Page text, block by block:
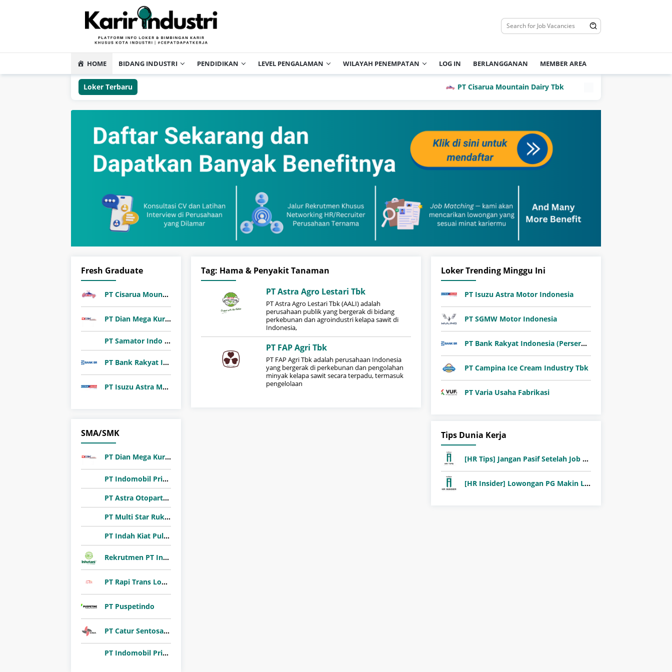
HOME BIDANG INDUSTRI PENDIDIKAN LEVEL PENGALAMAN WILAYAH PENEMPATAN LOG IN BERLANGGANAN MEMBER AREA
Loker Terbaru PT Cisarua Mountain Dairy Tbk
Fresh Graduate
PT Cisarua Mountain Dairy Tbk
PT Dian Mega Kurnia (DMK Cargo)
PT Samator Indo Gas Tbk
PT Bank Rakyat Indonesia (Persero) Tbk
PT Isuzu Astra Motor Indonesia
SMA/SMK
PT Dian Mega Kurnia (DMK Cargo)
PT Indomobil Prima Niaga (Indomobil Group)
PT Astra Otoparts Tbk
PT Multi Star Rukun Abadi (Sharon Bakery)
PT Indah Kiat Pulp & Paper Tbk
Rekrutmen PT Inhutani I 2026
PT Rapi Trans Logistik
PT Puspetindo
PT Catur Sentosa Adiprana Tbk
PT Indomobil Prima Niaga (Indomobil Group)
Tag: Hama & Penyakit Tanaman
PT Astra Agro Lestari Tbk
PT Astra Agro Lestari Tbk (AALI) adalah
perusahaan publik yang bergerak di bidang
perkebunan dan agroindustri kelapa sawit di
Indonesia,
PT FAP Agri Tbk
PT FAP Agri Tbk adalah perusahaan Indonesia
yang bergerak di perkebunan dan pengolahan
minyak kelapa sawit secara terpadu, termasuk
pengelolaan
Loker Trending Minggu Ini
PT Isuzu Astra Motor Indonesia
PT SGMW Motor Indonesia
PT Bank Rakyat Indonesia (Persero) Tbk
PT Campina Ice Cream Industry Tbk
PT Varia Usaha Fabrikasi
Tips Dunia Kerja
[HR Tips] Jangan Pasif Setelah Job Fair! Ini Pentingnya Follow-Up Setelah Job Fair
[HR Insider] Lowongan PG Makin Langka: Murni Seleksi atau Jalur Orang Dalam?